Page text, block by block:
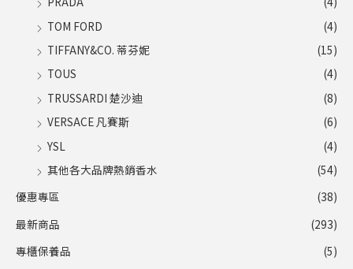
TOM FORD
(4)
TIFFANY&CO. 蒂芬妮
(15)
TOUS
(4)
TRUSSARDI 楚沙迪
(8)
VERSACE 凡賽斯
(6)
YSL
(4)
其他各大品牌熱銷香水
(54)
優惠專區
(38)
最新商品
(293)
專櫃保養品
(5)